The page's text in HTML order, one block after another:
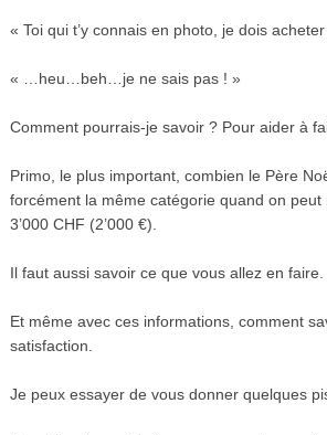
« Toi qui t’y connais en photo, je dois
« …heu…beh…je ne sais pas ! »
Comment pourrais-je savoir ? Pour aider à
Primo, le plus important, combien le Père
forcément la même catégorie quand on
3’000 CHF (2’000 €).
Il faut aussi savoir ce que vous allez en
Et même avec ces informations, comment
satisfaction.
Je peux essayer de vous donner quelques